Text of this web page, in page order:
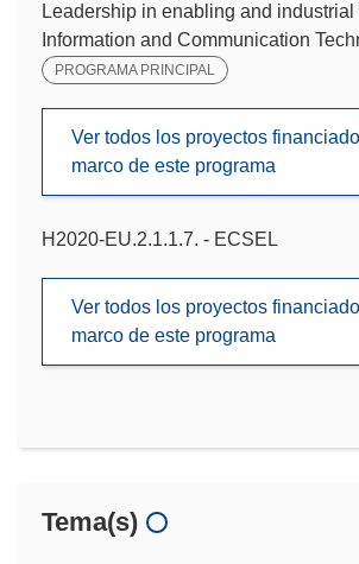
Leadership in enabling and
Information and Communication
PROGRAMA PRINCIPAL
Ver todos los proyectos
marco de este programa
H2020-EU.2.1.1.7. - ECSEL
Ver todos los proyectos
marco de este programa
Tema(s)